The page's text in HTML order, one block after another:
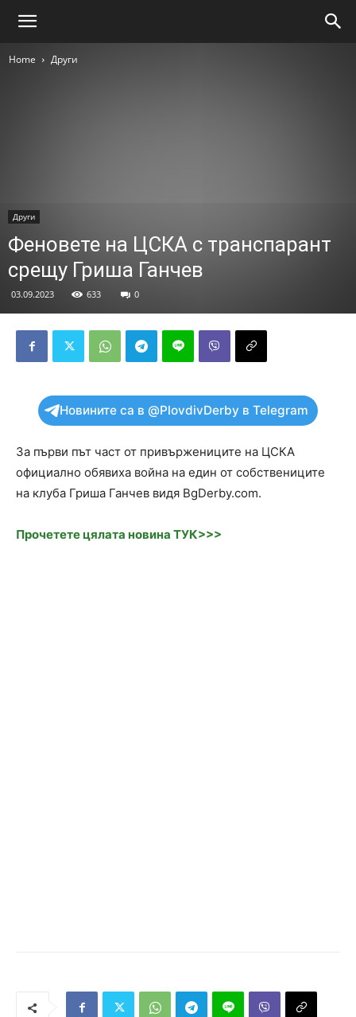
Home Други
Други
Феновете на ЦСКА с транспарант
срещу Гриша Ганчев
03.09.2023 633 0
Новините са в @PlovdivDerby в Telegram
За първи път част от привържениците на ЦСКА
официално обявиха война на един от собствениците
на клуба Гриша Ганчев видя BgDerby.com.
Прочетете цялата новина ТУК>>>